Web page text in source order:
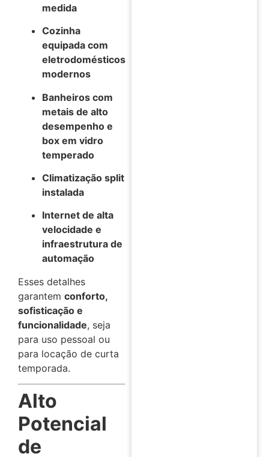
medida
Cozinha
equipada com
eletrodomésticos
modernos
Banheiros com
metais de alto
desempenho e
box em vidro
temperado
Climatização split
instalada
Internet de alta
velocidade e
infraestrutura de
automação
Esses detalhes
garantem conforto,
sofisticação e
funcionalidade, seja
para uso pessoal ou
para locação de curta
temporada.
Alto
Potencial
de